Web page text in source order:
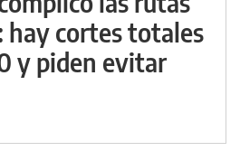
hay cortes totales
y piden evitar